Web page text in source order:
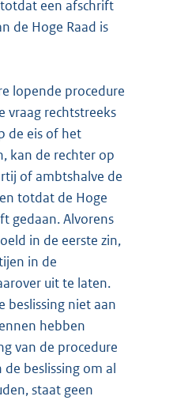
een afschrift
de Hoge Raad is
lopende procedure
vraag rechtstreeks
de eis of het
kan de rechter op
of ambtshalve de
totdat de Hoge
gedaan. Alvorens
in de eerste zin,
in de
uit te laten.
beslissing niet aan
hebben
van de procedure
de beslissing om al
staat geen